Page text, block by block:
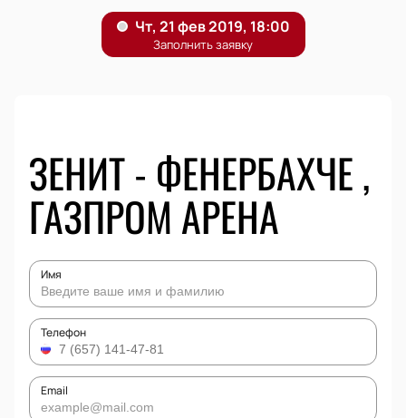
ЗЕНИТ - ФЕНЕРБАХЧЕ ,
ГАЗПРОМ АРЕНА
Имя
Телефон
Email